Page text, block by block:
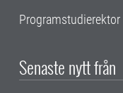
Programstudierektor
Senaste nytt från